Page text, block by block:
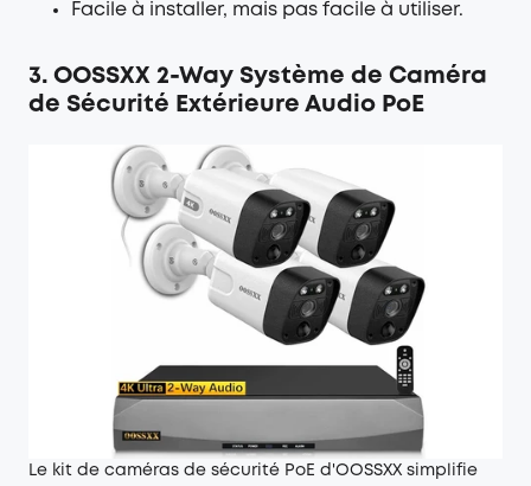
Facile à installer, mais pas facile à utiliser.
3. OOSSXX 2-Way Système de Caméra
de Sécurité Extérieure Audio PoE
Le kit de caméras de sécurité PoE d'OOSSXX simplifie